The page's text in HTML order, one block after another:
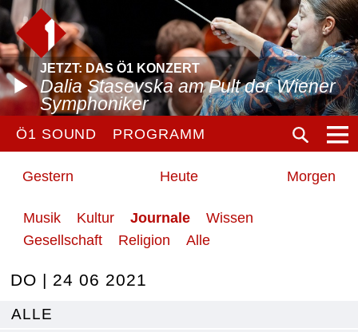
JETZT: DAS Ö1 KONZERT
Dalia Stasevska am Pult der Wiener
Symphoniker
Ö1 SOUND PROGRAMM
Gestern Heute Morgen
Musik Kultur Journale
Wissen
Gesellschaft
Religion Alle
DO | 24 06 2021
ALLE